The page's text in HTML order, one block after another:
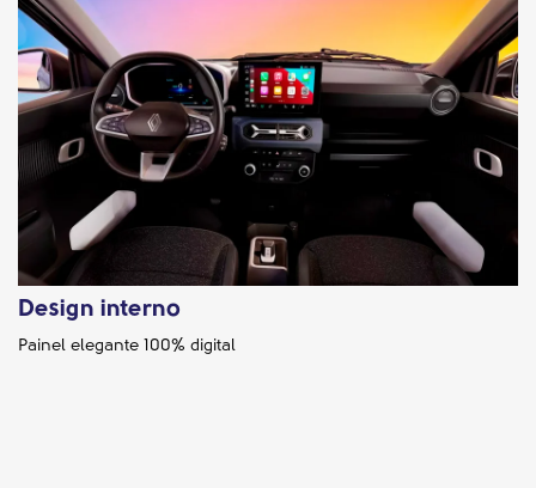
Design interno
Painel elegante 100% digital